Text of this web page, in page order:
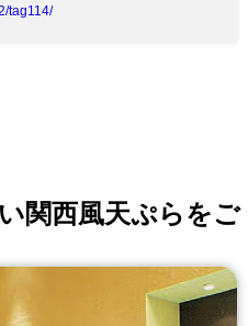
他、扉を開けた換気 ・ソーシャル
tag114/
関西風天ぷらをご